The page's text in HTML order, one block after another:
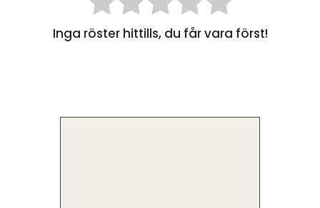
Inga röster hittills, du får vara först!